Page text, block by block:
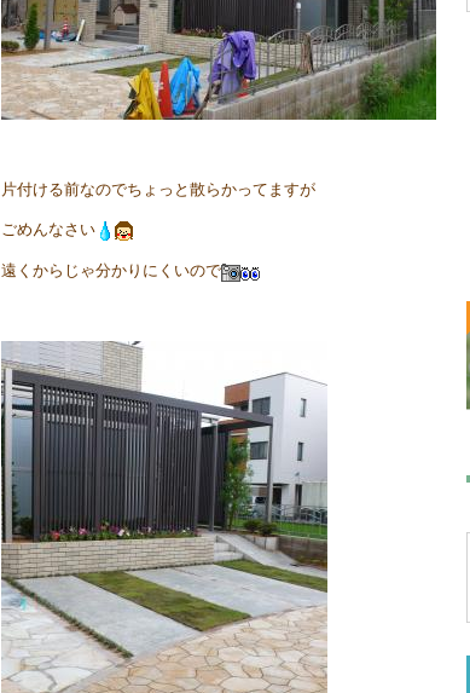
片付ける前なのでちょっと散らかってますが
ごめんなさい
遠くからじゃ分かりにくいので